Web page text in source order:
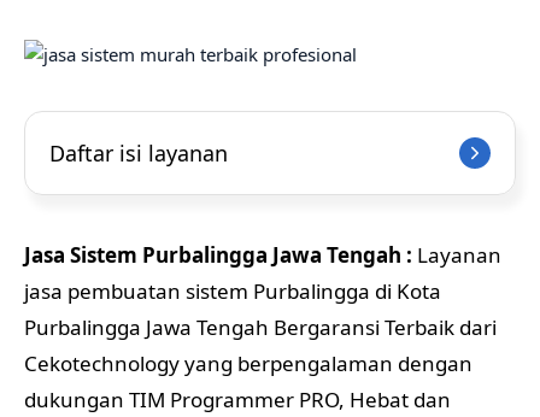
Daftar isi layanan
Jasa Sistem Purbalingga Jawa Tengah : Layanan
jasa pembuatan sistem Purbalingga di Kota
Purbalingga Jawa Tengah Bergaransi Terbaik dari
Cekotechnology yang berpengalaman dengan
dukungan TIM Programmer PRO, Hebat dan